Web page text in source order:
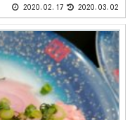
2020.02.17 2020.03.02